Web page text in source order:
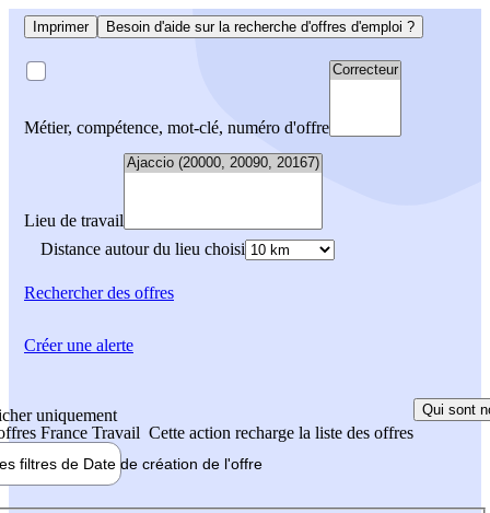
Imprimer Besoin d'aide sur la recherche d'offres d'emploi ?
Métier, compétence, mot-clé, numéro d'offre
Lieu de travail
Distance autour du lieu choisi
Rechercherdes offres
uniquement
France Travail Cette action recharge la liste des offres
Qui sont
filtres de Date de création de l'offre
Créer une alerte